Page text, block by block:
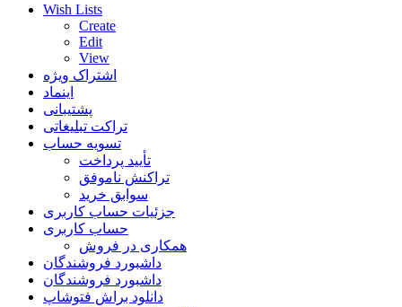
Wish Lists
Create
Edit
View
اشتراک ویژه
اینماد
پشتیبانی
تراکت تبلیغاتی
تسویه حساب
تأیید پرداخت
تراکنش ناموفق
سوابق خرید
جزئیات حساب کاربری
حساب کاربری
همکاری در فروش
داشبورد فروشندگان
داشبورد فروشندگان
دانلود براش فتوشاپ